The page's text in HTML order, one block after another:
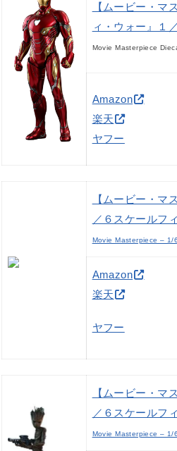
【ムービー・マ
ィ・ウォー』１
Movie Masterpiece
Amazon
楽天
ヤフー
【ムービー・マ
／６スケールフ
Movie Masterpiece –
Amazon
楽天
ヤフー
【ムービー・マ
／６スケールフ
Movie Masterpiece –